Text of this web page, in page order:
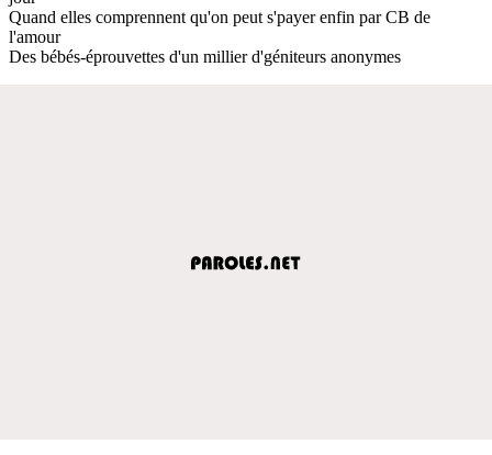
Quand elles comprennent qu'on peut s'payer enfin par CB de
l'amour
Des bébés-éprouvettes d'un millier d'géniteurs anonymes